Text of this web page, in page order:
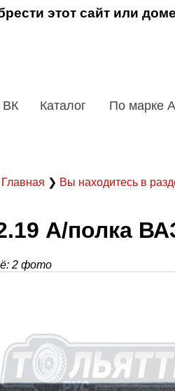
этот сайт или
ВК Каталог По марке
Главная ❯ Вы находитесь в
А/полка
2 фото